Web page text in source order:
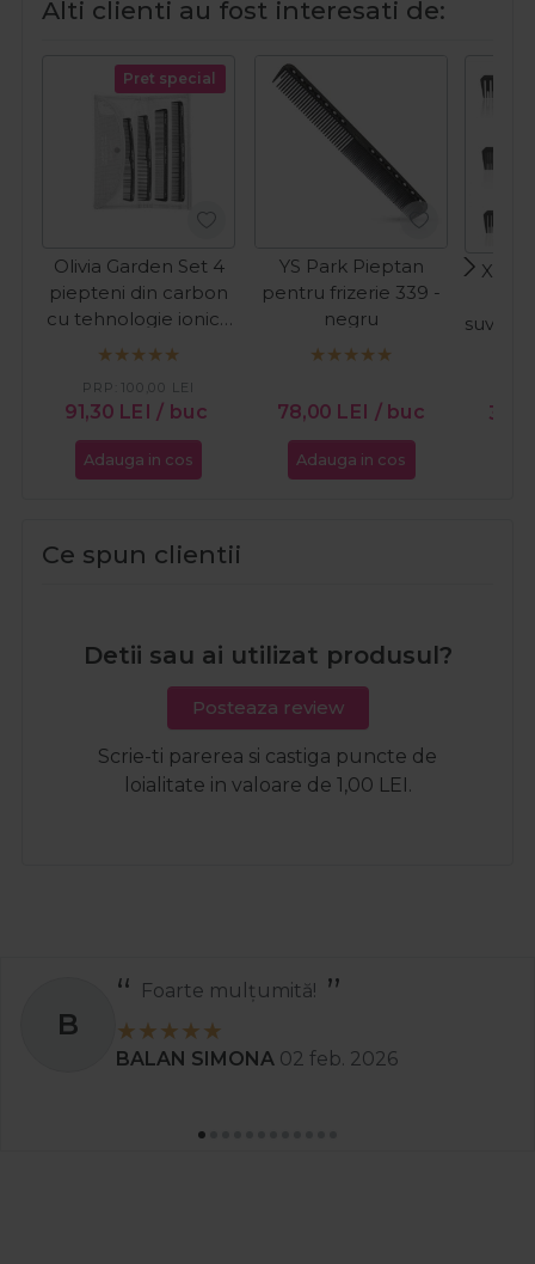
Alti clienti au fost interesati de:
Pret special
Olivia Garden Set 4
piepteni din carbon
cu tehnologie ionica
SC
91,30 LEI / buc
PRP: 100,00 LEI
Adauga in cos
YS Park Pieptan
pentru frizerie 339 -
negru
78,00 LEI / buc
Adauga in cos
suvite/
Ce spun clientii
Detii sau ai utilizat produsul?
Posteaza review
Scrie-ti parerea si castiga puncte de
loialitate in valoare de 1,00 LEI.
Recomand
Stanciu Aura Andreea 02 apr. 2025